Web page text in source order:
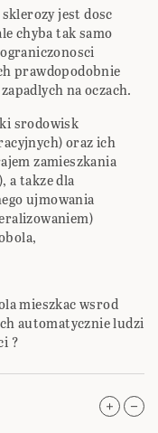
jest dosc
chyba tak samo
prawdopodobnie
na oczach.
srodowisk
oraz ich
zamieszkania
a takze dla
ujmowania
mieszkac wsrod
automatycznie ludzi
?